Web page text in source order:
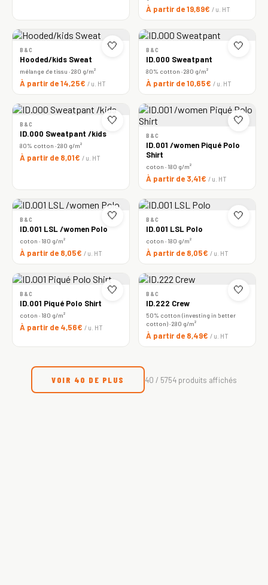
À partir de 19,89€ / u. HT
🤍
B&C
Hooded/kids Sweat
mélange de tissu · 280 g/m²
À partir de 14,25€ / u. HT
🤍
B&C
ID.000 Sweatpant
80% cotton · 280 g/m²
À partir de 10,65€ / u. HT
🤍
B&C
ID.000 Sweatpant /kids
80% cotton · 280 g/m²
À partir de 8,01€ / u. HT
🤍
B&C
ID.001 /women Piqué Polo
Shirt
coton · 180 g/m²
À partir de 3,41€ / u. HT
🤍
B&C
ID.001 LSL /women Polo
coton · 180 g/m²
À partir de 8,05€ / u. HT
🤍
B&C
ID.001 LSL Polo
coton · 180 g/m²
À partir de 8,05€ / u. HT
🤍
B&C
ID.001 Piqué Polo Shirt
coton · 180 g/m²
À partir de 4,56€ / u. HT
🤍
B&C
ID.222 Crew
50% cotton (investing in better
cotton) · 280 g/m²
À partir de 8,49€ / u. HT
VOIR 40 DE PLUS 40 / 5754 produits affichés